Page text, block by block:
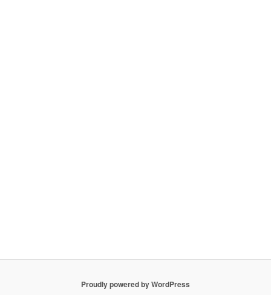
Proudly powered by WordPress